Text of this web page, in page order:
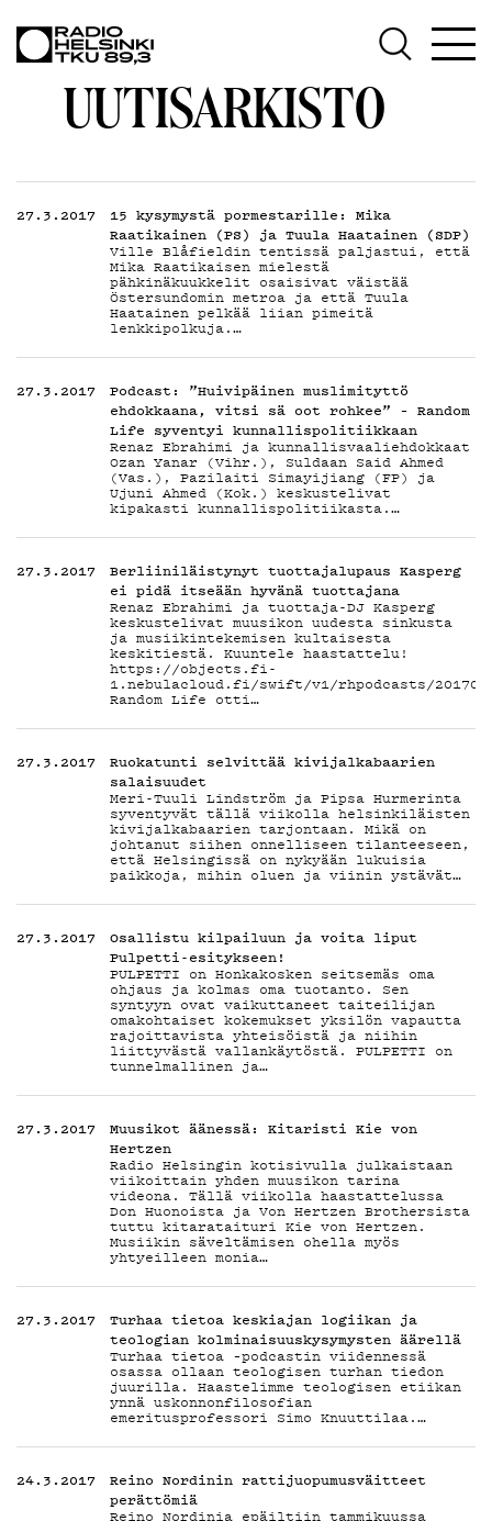
ON-
UUTISARKISTO
27.3.2017
15 kysymystä pormestarille: Mika
Raatikainen (PS) ja Tuula Haatainen (SDP)
Ville Blåfieldin tentissä paljastui, että
Mika Raatikaisen mielestä
pähkinäkuukkelit osaisivat väistää
Östersundomin metroa ja että Tuula
Haatainen pelkää liian pimeitä
lenkkipolkuja.…
27.3.2017
Podcast: ”Huivipäinen muslimityttö
ehdokkaana, vitsi sä oot rohkee” – Random
Life syventyi kunnallispolitiikkaan
Renaz Ebrahimi ja kunnallisvaaliehdokkaat
Ozan Yanar (Vihr.), Suldaan Said Ahmed
(Vas.), Pazilaiti Simayijiang (FP) ja
Ujuni Ahmed (Kok.) keskustelivat
kipakasti kunnallispolitiikasta.…
27.3.2017
Berliiniläistynyt tuottajalupaus Kasperg
ei pidä itseään hyvänä tuottajana
Renaz Ebrahimi ja tuottaja-DJ Kasperg
keskustelivat muusikon uudesta sinkusta
ja musiikintekemisen kultaisesta
keskitiestä. Kuuntele haastattelu!
https://objects.fi-
1.nebulacloud.fi/swift/v1/rhpodcasts/
Random Life otti…
27.3.2017
Ruokatunti selvittää kivijalkabaarien
salaisuudet
Meri-Tuuli Lindström ja Pipsa Hurmerinta
syventyvät tällä viikolla helsinkiläisten
kivijalkabaarien tarjontaan. Mikä on
johtanut siihen onnelliseen tilanteeseen,
että Helsingissä on nykyään lukuisia
paikkoja, mihin oluen ja viinin ystävät…
27.3.2017
Osallistu kilpailuun ja voita liput
Pulpetti-esitykseen!
PULPETTI on Honkakosken seitsemäs oma
ohjaus ja kolmas oma tuotanto. Sen
syntyyn ovat vaikuttaneet taiteilijan
omakohtaiset kokemukset yksilön vapautta
rajoittavista yhteisöistä ja niihin
liittyvästä vallankäytöstä. PULPETTI on
tunnelmallinen ja…
27.3.2017
Muusikot äänessä: Kitaristi Kie von
Hertzen
Radio Helsingin kotisivulla julkaistaan
viikoittain yhden muusikon tarina
videona. Tällä viikolla haastattelussa
Don Huonoista ja Von Hertzen Brothersista
tuttu kitarataituri Kie von Hertzen.
Musiikin säveltämisen ohella myös
yhtyeilleen monia…
27.3.2017
Turhaa tietoa keskiajan logiikan ja
teologian kolminaisuuskysymysten äärellä
Turhaa tietoa –podcastin viidennessä
osassa ollaan teologisen turhan tiedon
juurilla. Haastelimme teologisen etiikan
ynnä uskonnonfilosofian
emeritusprofessori Simo Knuuttilaa.…
24.3.2017
Reino Nordinin rattijuopumusväitteet
perättömiä
Reino Nordinia epäiltiin tammikuussa